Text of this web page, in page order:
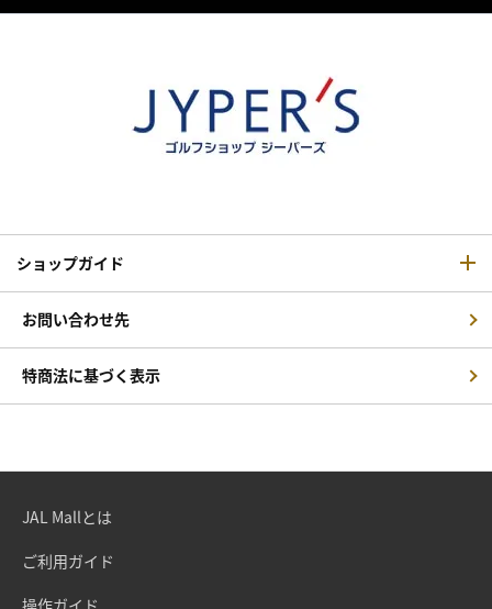
ショップガイド
お問い合わせ先
特商法に基づく表示
JAL Mallとは
ご利用ガイド